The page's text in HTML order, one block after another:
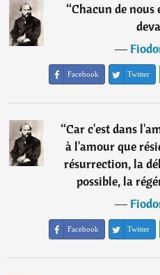
“Chacun de nous
―
Facebook Twitter
“Car c'est dans
à l'amour que
résurrection, la
possible, la
―
Facebook Twitter